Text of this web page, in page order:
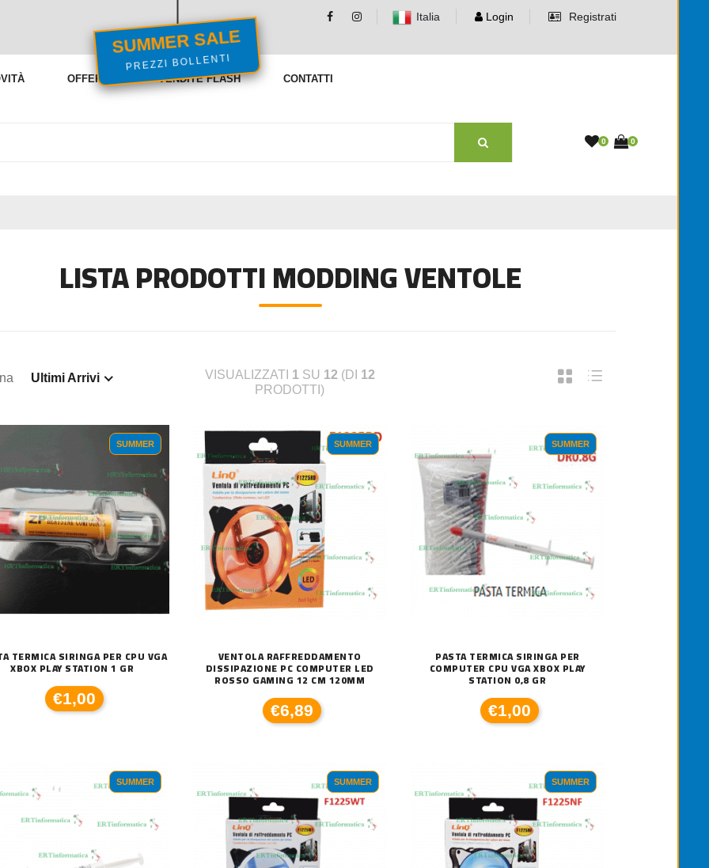
SUMMER SALE
PREZZI BOLLENTI
Italia Login Registrati
OFFERTE VENDITE FLASH CONTATTI
0 0
COMPATIBILE BROTHER DISSIPATORE CPU LED FRGB LGA 1700 1
CARTUCCIA ORIGINALE CANON PG-513 C
€25,00
LISTA PRODOTTI MODDING VENTOLE
Ultimi Arrivi VISUALIZZATI 1 SU 12 (DI 12
PRODOTTI)
SUMMER
TERMICA SIRINGA PER CPU VGA
XBOX PLAY STATION 1 GR
€1,00
SUMMER
VENTOLA RAFFREDDAMENTO
DISSIPAZIONE PC COMPUTER LED
ROSSO GAMING 12 CM 120MM
€6,89
SUMMER
PASTA TERMICA SIRINGA PER
COMPUTER CPU VGA XBOX PLAY
STATION 0,8 GR
€1,00
SUMMER SUMMER SUMMER